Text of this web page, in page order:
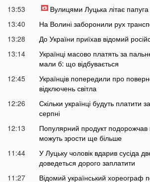
13:53
Вулицями Луцька літає папуга
13:40
На Волині заборонили рух
13:28
До України приїхав відомий
13:14
Українці масово платять за
мали б: що відбувається
12:45
Українців попередили про
відключень світла
12:26
Скільки українці будуть платити
серпні
12:13
Популярний продукт подорожчав
можуть зрости ще більше
11:44
У Луцьку чоловік вдарив сусіда
доведеться дорого заплатити
11:27
Відомий український хореограф